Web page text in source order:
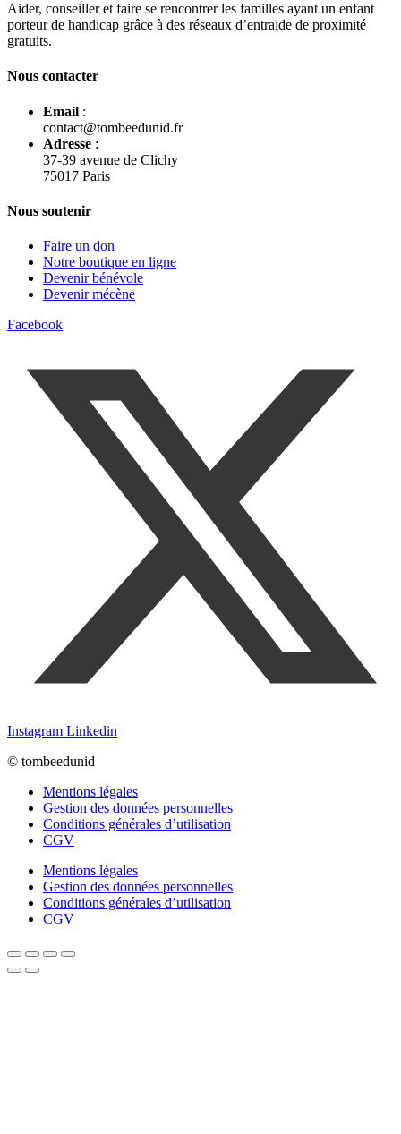
Aider, conseiller et faire se rencontrer les familles ayant un enfant
porteur de handicap grâce à des réseaux d’entraide de proximité
gratuits.
Nous contacter
Email :
contact@tombeedunid.fr
Adresse :
37-39 avenue de Clichy
75017 Paris
Nous soutenir
Faire un don
Notre boutique en ligne
Devenir bénévole
Devenir mécène
Facebook
Instagram Linkedin
© tombeedunid
Mentions légales
Gestion des données personnelles
Conditions générales d’utilisation
CGV
Mentions légales
Gestion des données personnelles
Conditions générales d’utilisation
CGV